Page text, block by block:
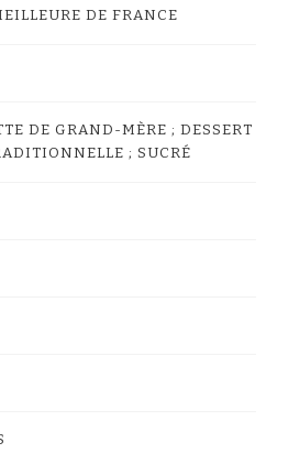
DE FRANCE
DE GRAND-MÈRE ; DESSERT
; SUCRÉ